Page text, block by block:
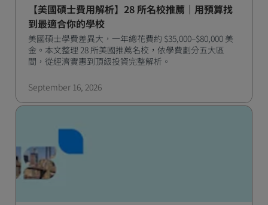
【美國碩士費用解析】28 所名校推薦｜用預算找
到最適合你的學校
美國碩士學費差異大，一年總花費約 $35,000–$80,000 美
金。本文整理 28 所美國推薦名校，依學費劃分五大區
間，從經濟實惠到頂級投資完整解析。
September 16, 2026